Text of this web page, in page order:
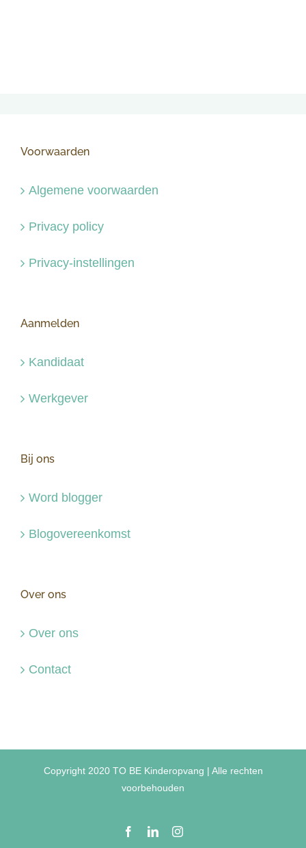
Voorwaarden
Algemene voorwaarden
Privacy policy
Privacy-instellingen
Aanmelden
Kandidaat
Werkgever
Bij ons
Word blogger
Blogovereenkomst
Over ons
Over ons
Contact
Copyright 2020 TO BE Kinderopvang | Alle rechten
voorbehouden
FacebookLinkedInInstagram